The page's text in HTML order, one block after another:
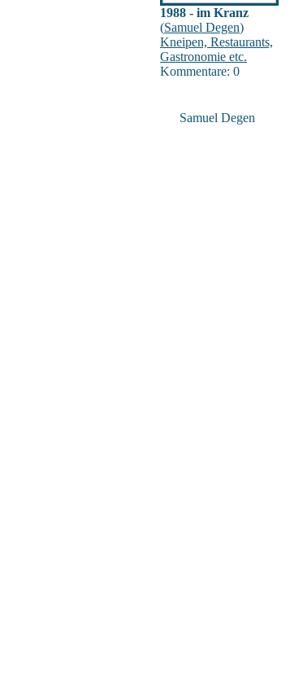
1988 - im Kranz
(Samuel Degen)
Kneipen, Restaurants,
Gastronomie etc.
Kommentare: 0
Samuel Degen